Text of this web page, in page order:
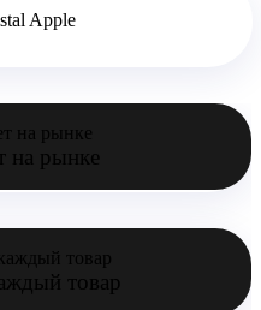
Apple
на рынке
товар